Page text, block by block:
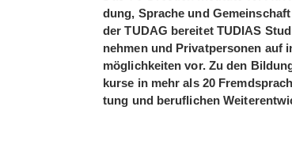
dung, Spra­che und
der TUDAG berei­tet TUDIAS
neh­men und Pri­vat­per­so­nen
mög­lich­kei­ten vor. Zu den
kurse in mehr als 20
tung und beruf­li­chen